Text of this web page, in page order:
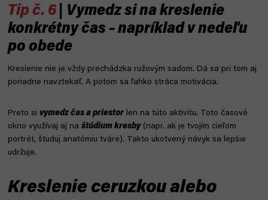
Tip č. 6 | Vymedz si na kreslenie
konkrétny čas – napríklad v nedeľu
po obede
Kreslenie nie je vždy prechádzka ružovým sadom. Dá sa pri tom aj
poriadne navztekať. A potom sa ľahko stráca motivácia.
Preto si vymedz čas a priestor len na túto aktivitu. Toto časové
okno využívaj aj na štúdium kresby(napr. ak je tvojím cieľom
portrét, študuj anatómiu tváre). Takto ukotvený návyk sa lepšie
udržuje.
Kreslenie ceruzkou alebo